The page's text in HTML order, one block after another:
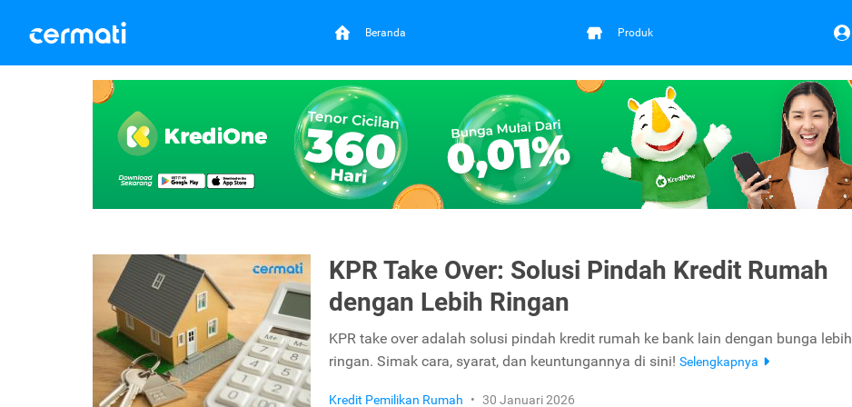
Beranda Produk
KPR Take Over: Solusi Pindah Kredit Rumah
dengan Lebih Ringan
KPR take over adalah solusi pindah kredit rumah ke bank lain dengan bunga lebih
ringan. Simak cara, syarat, dan keuntungannya di sini! Selengkapnya
Kredit Pemilikan Rumah • 30 Januari 2026